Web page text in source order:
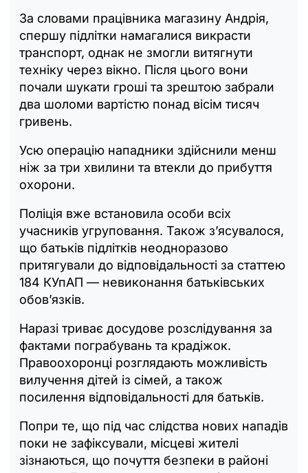
За словами працівника магазину Андрія,
спершу підлітки намагалися викрасти
транспорт, однак не змогли витягнути
техніку через вікно. Після цього вони
почали шукати гроші та зрештою забрали
два шоломи вартістю понад вісім тисяч
гривень.
Усю операцію нападники здійснили менш
ніж за три хвилини та втекли до прибуття
охорони.
Поліція вже встановила особи всіх
учасників угруповання. Також з’ясувалося,
що батьків підлітків неодноразово
притягували до відповідальності за статтею
184 КУпАП — невиконання батьківських
обов’язків.
Наразі триває досудове розслідування за
фактами пограбувань та крадіжок.
Правоохоронці розглядають можливість
вилучення дітей із сімей, а також
посилення відповідальності для батьків.
Попри те, що під час слідства нових нападів
поки не зафіксували, місцеві жителі
зізнаються, що почуття безпеки в районі